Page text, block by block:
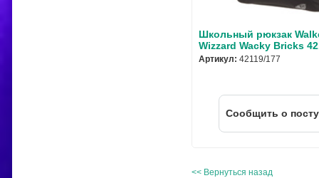
Школьный рюкзак
Wizzard Wacky Bricks
Артикул: 42119/177
Cообщить о
<< Вернуться назад